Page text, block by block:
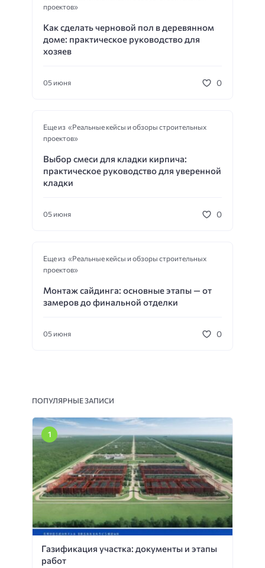
проектов»
Как сделать черновой пол в деревянном
доме: практическое руководство для
хозяев
05 июня 0
Еще из «Реальные кейсы и обзоры строительных
проектов»
Выбор смеси для кладки кирпича:
практическое руководство для уверенной
кладки
05 июня 0
Еще из «Реальные кейсы и обзоры строительных
проектов»
Монтаж сайдинга: основные этапы — от
замеров до финальной отделки
05 июня 0
ПОПУЛЯРНЫЕ ЗАПИСИ
Газификация участка: документы и этапы
работ